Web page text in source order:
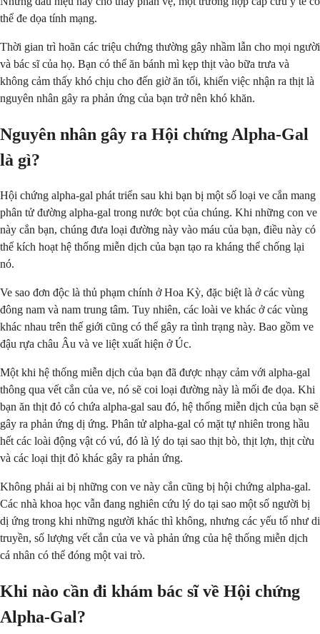
thể đe dọa tính mạng.
Thời gian trì hoãn các triệu chứng thường gây nhầm lẫn cho mọi người
và bác sĩ của họ. Bạn có thể ăn bánh mì kẹp thịt vào bữa trưa và
không cảm thấy khó chịu cho đến giờ ăn tối, khiến việc nhận ra thịt là
nguyên nhân gây ra phản ứng của bạn trở nên khó khăn.
Nguyên nhân gây ra Hội chứng Alpha-Gal
là gì?
Hội chứng alpha-gal phát triển sau khi bạn bị một số loại ve cắn mang
phân tử đường alpha-gal trong nước bọt của chúng. Khi những con ve
này cắn bạn, chúng đưa loại đường này vào máu của bạn, điều này có
thể kích hoạt hệ thống miễn dịch của bạn tạo ra kháng thể chống lại
nó.
Ve sao đơn độc là thủ phạm chính ở Hoa Kỳ, đặc biệt là ở các vùng
đông nam và nam trung tâm. Tuy nhiên, các loài ve khác ở các vùng
khác nhau trên thế giới cũng có thể gây ra tình trạng này. Bao gồm ve
đậu rựa châu Âu và ve liệt xuất hiện ở Úc.
Một khi hệ thống miễn dịch của bạn đã được nhạy cảm với alpha-gal
thông qua vết cắn của ve, nó sẽ coi loại đường này là mối đe dọa. Khi
bạn ăn thịt đỏ có chứa alpha-gal sau đó, hệ thống miễn dịch của bạn sẽ
gây ra phản ứng dị ứng. Phân tử alpha-gal có mặt tự nhiên trong hầu
hết các loài động vật có vú, đó là lý do tại sao thịt bò, thịt lợn, thịt cừu
và các loại thịt đỏ khác gây ra phản ứng.
Không phải ai bị những con ve này cắn cũng bị hội chứng alpha-gal.
Các nhà khoa học vẫn đang nghiên cứu lý do tại sao một số người bị
dị ứng trong khi những người khác thì không, nhưng các yếu tố như di
truyền, số lượng vết cắn của ve và phản ứng của hệ thống miễn dịch
cá nhân có thể đóng một vai trò.
Khi nào cần đi khám bác sĩ về Hội chứng
Alpha-Gal?